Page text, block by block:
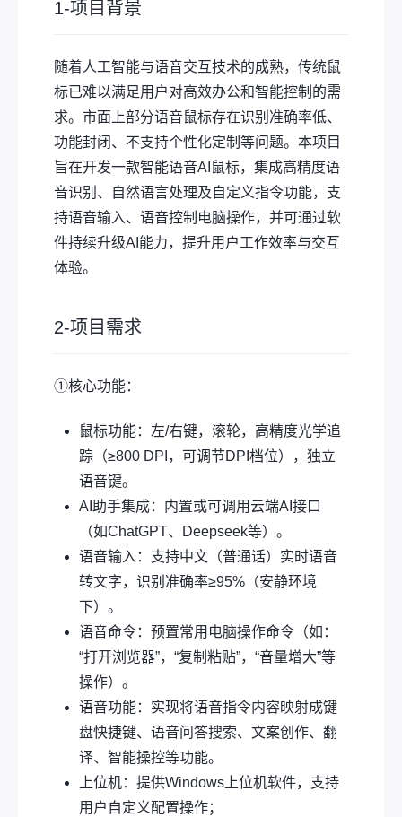
1-项目背景
随着人工智能与语音交互技术的成熟，传统鼠
标已难以满足用户对高效办公和智能控制的需
求。市面上部分语音鼠标存在识别准确率低、
功能封闭、不支持个性化定制等问题。本项目
旨在开发一款智能语音AI鼠标，集成高精度语
音识别、自然语言处理及自定义指令功能，支
持语音输入、语音控制电脑操作，并可通过软
件持续升级AI能力，提升用户工作效率与交互
体验。
2-项目需求
①核心功能：
鼠标功能：左/右键，滚轮，高精度光学追
踪（≥800 DPI，可调节DPI档位），独立
语音键。
AI助手集成：内置或可调用云端AI接口
（如ChatGPT、Deepseek等）。
语音输入：支持中文（普通话）实时语音
转文字，识别准确率≥95%（安静环境
下）。
语音命令：预置常用电脑操作命令（如：
“打开浏览器”，“复制粘贴”，“音量增大”等
操作）。
语音功能：实现将语音指令内容映射成键
盘快捷键、语音问答搜索、文案创作、翻
译、智能操控等功能。
上位机：提供Windows上位机软件，支持
用户自定义配置操作；